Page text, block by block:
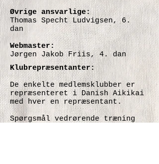
Øvrige ansvarlige:
Thomas Specht Ludvigsen, 6.
dan
Webmaster:
Jørgen Jakob Friis, 4. dan
Klubrepræsentanter:
De enkelte medlemsklubber er
repræsenteret i Danish Aikikai
med hver en repræsentant.
Spørgsmål vedrørende træning